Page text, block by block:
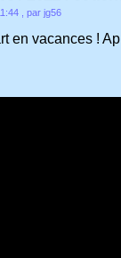
, par jg56
en vacances !